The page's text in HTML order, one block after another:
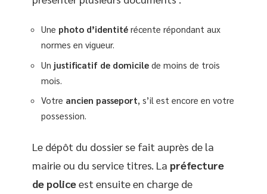
Une photo d’identité récente répondant aux
normes en vigueur.
Un justificatif de domicile de moins de trois
mois.
Votre ancien passeport, s’il est encore en votre
possession.
Le dépôt du dossier se fait auprès de la
mairie ou du service titres. La préfecture
de policeest ensuite en charge de